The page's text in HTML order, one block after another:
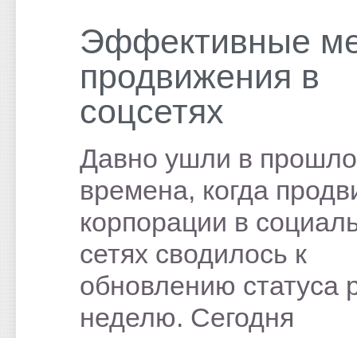
Эффективные
продвижения в
соцсетях
Давно ушли в
времена, когда
корпорации в
сетях сводилось к
обновлению статуса
неделю. Сегодня